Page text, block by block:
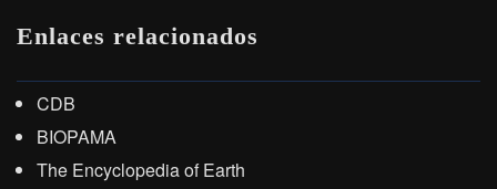
Enlaces relacionados
CDB
BIOPAMA
The Encyclopedia of Earth